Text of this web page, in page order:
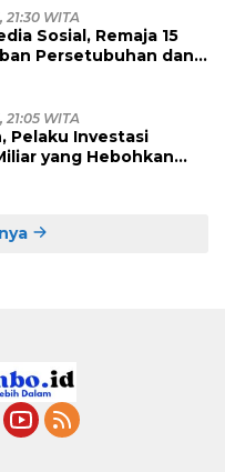
21:30 WITA
Sosial, Remaja 15
Persetubuhan dan
21:05 WITA
Pelaku Investasi
yang Hebohkan